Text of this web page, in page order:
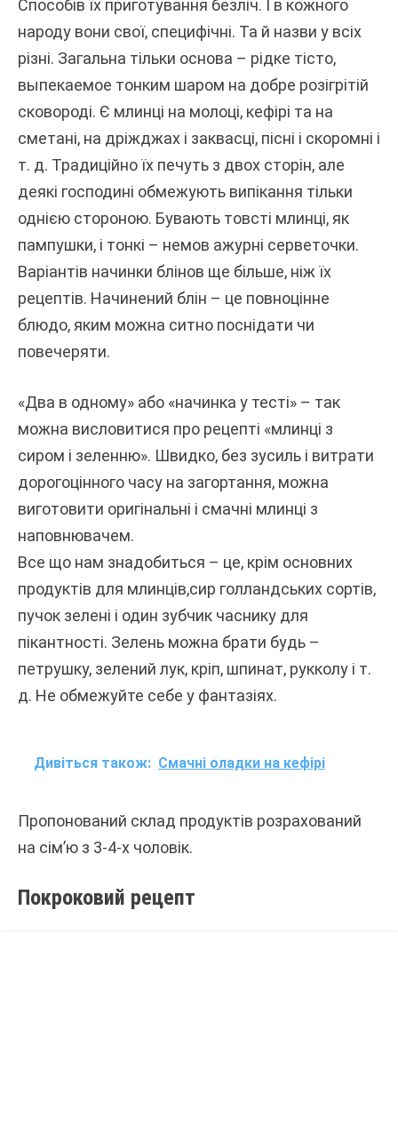
Способів їх приготування безліч. І в кожного
народу вони свої, специфічні. Та й назви у всіх
різні. Загальна тільки основа – рідке тісто,
выпекаемое тонким шаром на добре розігрітій
сковороді. Є млинці на молоці, кефірі та на
сметані, на дріжджах і заквасці, пісні і скоромні і
т. д. Традиційно їх печуть з двох сторін, але
деякі господині обмежують випікання тільки
однією стороною. Бувають товсті млинці, як
пампушки, і тонкі – немов ажурні серветочки.
Варіантів начинки блінов ще більше, ніж їх
рецептів. Начинений блін – це повноцінне
блюдо, яким можна ситно поснідати чи
повечеряти.
«Два в одному» або «начинка у тесті» – так
можна висловитися про рецепті «млинці з
сиром і зеленню». Швидко, без зусиль і витрати
дорогоцінного часу на загортання, можна
виготовити оригінальні і смачні млинці з
наповнювачем.
Все що нам знадобиться – це, крім основних
продуктів для млинців,сир голландських сортів,
пучок зелені і один зубчик часнику для
пікантності. Зелень можна брати будь –
петрушку, зелений лук, кріп, шпинат, рукколу і т.
д. Не обмежуйте себе у фантазіях.
Дивіться також: Смачні оладки на кефірі
Пропонований склад продуктів розрахований
на сім’ю з 3-4-х чоловік.
Покроковий рецепт